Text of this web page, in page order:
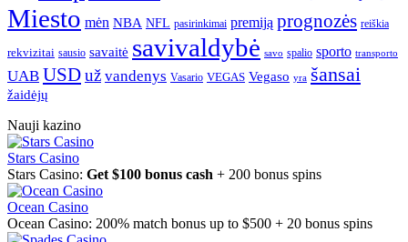
Miesto mėn NBA NFL pasirinkimai premiją prognozės reiškia
rekvizitai sausio savaitė savivaldybė savo spalio sporto transporto
UAB USDuž vandenys Vasario VEGAS Vegaso yra šansai
žaidėjų
Nauji kazino
Stars Casino
Stars Casino: Get $100 bonus cash + 200 bonus spins
Ocean Casino
Ocean Casino: 200% match bonus up to $500 + 20 bonus spins